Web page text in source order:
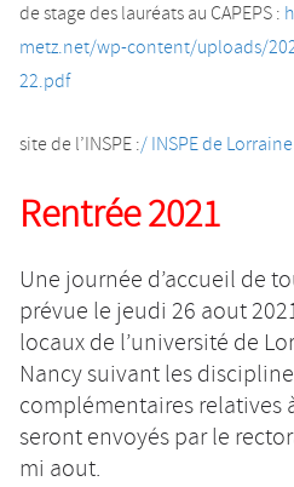
de stage des lauréats au CAPEPS :
metz.net/wp-content/uploads/
22.pdf
site de l’INSPE :/ INSPE de
Rentrée2021
Une journée d’accueil de
prévue le jeudi 26 aout
locaux de l’université de
Nancy suivant les
complémentaires relatives
seront envoyés par le
mi aout.